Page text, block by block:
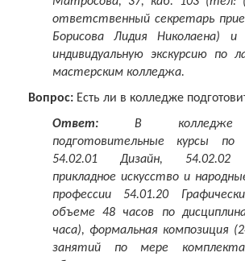
ответственный секретарь
Борисова Лидия Николаена)
индивидуальную экскурсию по
мастерским колледжа.
Вопрос: Есть ли в колледже
Ответ: В колледже
подготовительные курсы по
54.02.01 Дизайн, 54.02.02
прикладное искусство и
профессии 54.01.20
объеме 48 часов по
часа), формальная композиция
занятий по мере